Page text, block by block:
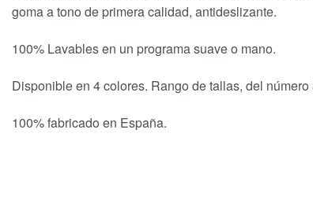
goma a tono de primera calidad, antideslizante.
100% Lavables en un programa suave o mano.
Disponible en 4 colores. Rango de tallas, del
100% fabricado en España.